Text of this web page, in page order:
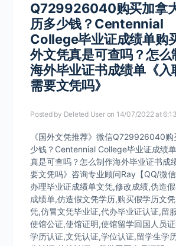
Q729926040购买加拿
历多少钱？Centennial
College毕业证成绩单购
外文凭真是可查吗？怎么
海外毕业证书成绩单《入
需要文凭吗》
Posted by Deleted User on 14/07/2022 at
《国外文凭推荐》微信Q729926040
少钱？Centennial College毕业证成绩
真是可查吗？怎么制作海外毕业证书成
要文凭吗》咨询专业顾问Ray【QQ/微
办理毕业证成绩单文凭,修改成绩,伪造
成绩单,仿造假文凭学历,购买假学历文
凭,仿冒文凭毕业证,代办毕业证认证,留
使馆公证,使馆证明,使馆留学回国人员
学历认证,文凭认证,学位认证,留学生学